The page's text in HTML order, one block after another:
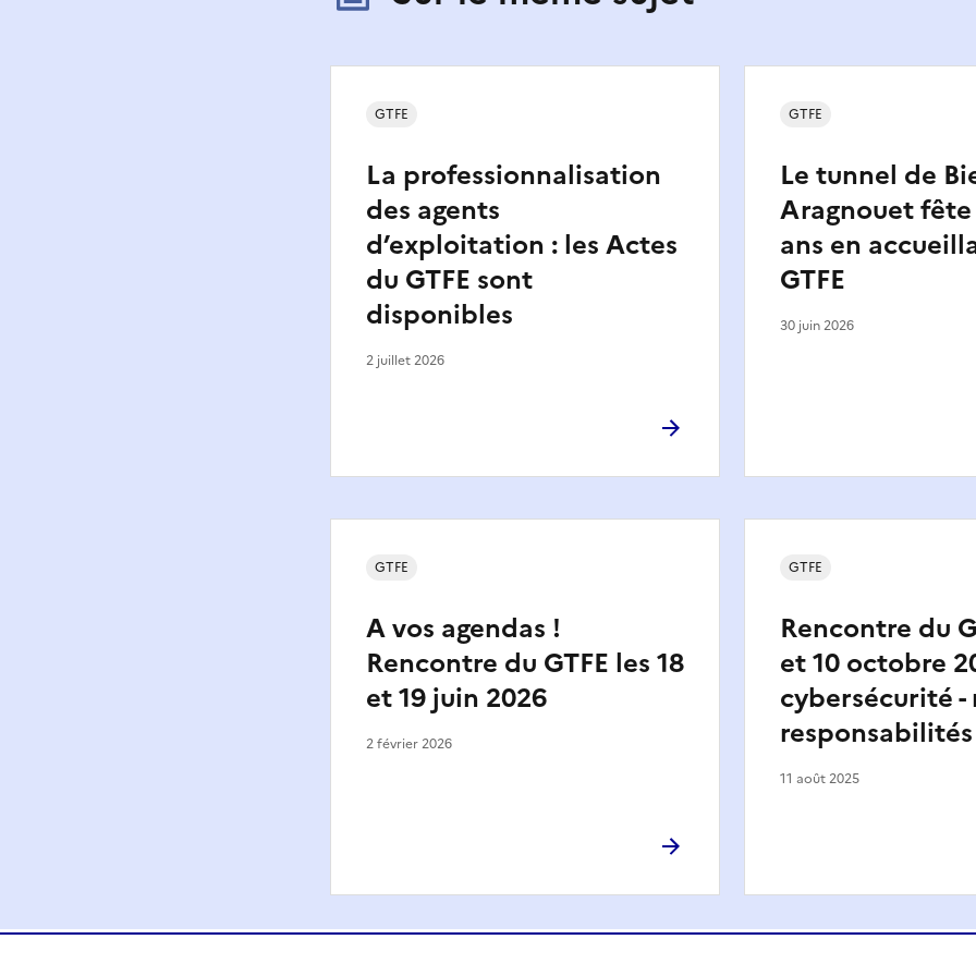
La professionnalisation
des agents
d’exploitation : les Actes
du GTFE sont
disponibles
GTFE
2 juillet 2026
Le tunnel de
Aragnouet fête
ans en
GTFE
GTFE
30 juin 2026
A vos agendas !
Rencontre du GTFE les 18
et 19 juin 2026
GTFE
2 février 2026
Rencontre du
et 10 octobre
cybersécurité -
GTFE
11 août 2025